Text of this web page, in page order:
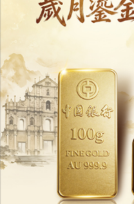
AI短劇女主角進軍電商帶貨
廣告報價高見25.8萬元